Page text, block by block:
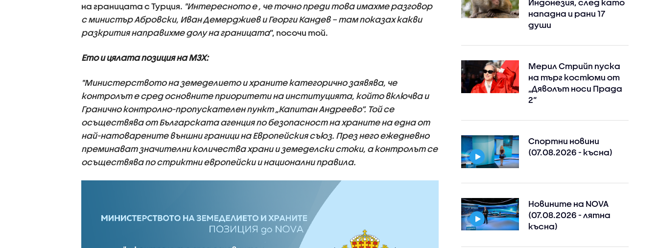
на границата с Турция. "Интересното е , че точно преди това имахме разговор
с министър Абровски, Иван Демерджиев и Георги Кандев – там показах какви
разкрития направихме долу на границата”, посочи той.
Ето и цялата позиция на МЗХ:
"Министерството на земеделието и храните категорично заявява, че
контролът е сред основните приоритети на институцията, който включва и
Гранично контролно-пропускателен пункт „Капитан Андреево“. Той се
осъществява от Българската агенция по безопасност на храните на една от
най-натоварените външни граници на Европейския съюз. През него ежедневно
преминават значителни количества храни и земеделски стоки, а контролът се
осъществява по стриктни европейски и национални правила.
Индонезия, след като
нападна и рани 17
души
Мерил Стрийп пуска
на търг костюми от
„Дяволът носи Прада
2“
Спортни новини
(07.08.2026 - късна)
Новините на NOVA
(07.08.2026 - лятна
късна)